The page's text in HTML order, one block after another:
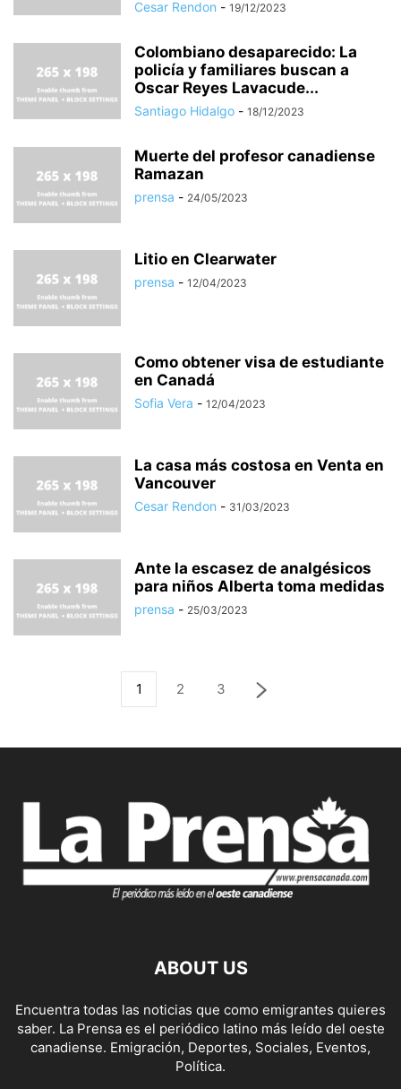
Cesar Rendon - 19/12/2023
Colombiano desaparecido: La
policía y familiares buscan a
Oscar Reyes Lavacude...
Santiago Hidalgo - 18/12/2023
Muerte del profesor canadiense
Ramazan
prensa - 24/05/2023
Litio en Clearwater
prensa - 12/04/2023
Como obtener visa de estudiante
en Canadá
Sofia Vera - 12/04/2023
La casa más costosa en Venta en
Vancouver
Cesar Rendon - 31/03/2023
Ante la escasez de analgésicos
para niños Alberta toma medidas
prensa - 25/03/2023
1 2 3
ABOUT US
Encuentra todas las noticias que como emigrantes quieres
saber. La Prensa es el periódico latino más leído del oeste
canadiense. Emigración, Deportes, Sociales, Eventos,
Política.